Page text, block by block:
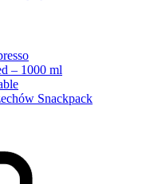
– 1000 ml
Snackpack